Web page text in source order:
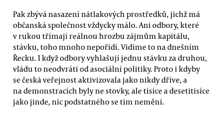
Pak zbývá nasazení nátlakových prostředků, jichž má
občanská společnost vždycky málo. Ani odbory, které
v rukou třímají reálnou hrozbu zájmům kapitálu,
stávku, toho mnoho nepořídí. Vidíme to na dnešním
Řecku. I když odbory vyhlašují jednu stávku za druhou,
vládu to neodvrátí od asociální politiky. Proto i kdyby
se česká veřejnost aktivizovala jako nikdy dříve, a
na demonstracích byly ne stovky, ale tisíce a desetitisíce
jako jinde, nic podstatného se tím nemění.